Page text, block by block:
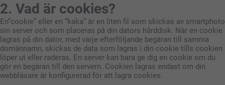
2. Vad är cookies?
En”cookie” eller en “kaka” är en liten fil som skickas av smartphoto
sin server och som placeras på din dators hårddisk. När en cookie
lagras på din dator, med varje efterföljande begäran till samma
domännamn, skickas de data som lagras i din cookie tills cookien
löper ut eller raderas. En server kan bara ge dig en cookie om du
gör en begäran till den servern. Cookien lagras endast om din
webbläsare är konfigurerad för att lagra cookies.